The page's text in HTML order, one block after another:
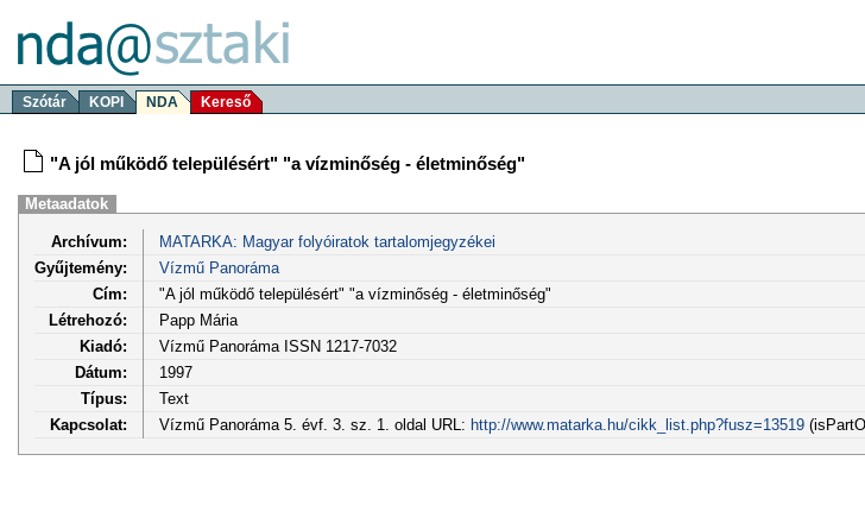
Szótár KOPI NDA Kereső
"A jól működő településért" "a vízminőség - életminőség"
Metaadatok
Archívum:
MATARKA: Magyar folyóiratok tartalomjegyzékei
Gyűjtemény:
Vízmű Panoráma
Cím:
"A jól működő településért" "a vízminőség - életminőség"
Létrehozó:
Papp Mária
Kiadó:
Vízmű Panoráma ISSN 1217-7032
Dátum:
1997
Típus:
Text
Kapcsolat:
Vízmű Panoráma 5. évf. 3. sz. 1. oldal URL: http://www.matarka.hu/cikk_list.php?fusz=13519